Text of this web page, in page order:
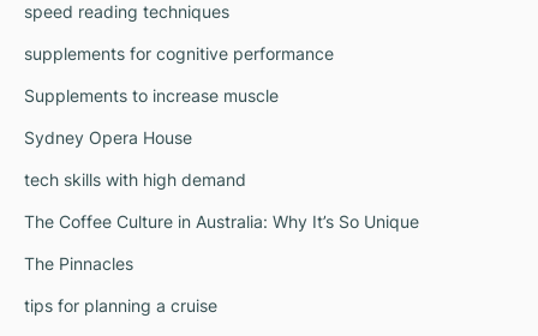
speed reading techniques
supplements for cognitive performance
Supplements to increase muscle
Sydney Opera House
tech skills with high demand
The Coffee Culture in Australia: Why It’s So Unique
The Pinnacles
tips for planning a cruise